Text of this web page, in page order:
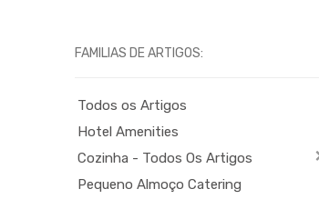
FAMILIAS DE ARTIGOS:
Todos os Artigos
Hotel Amenities
Cozinha - Todos Os Artigos
Pequeno Almoço Catering